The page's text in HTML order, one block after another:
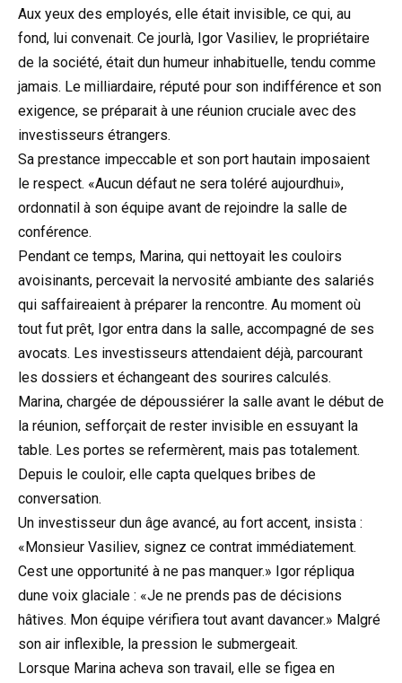
Aux yeux des employés, elle était invisible, ce qui, au
fond, lui convenait. Ce jourlà, Igor Vasiliev, le propriétaire
de la société, était dun humeur inhabituelle, tendu comme
jamais. Le milliardaire, réputé pour son indifférence et son
exigence, se préparait à une réunion cruciale avec des
investisseurs étrangers.
Sa prestance impeccable et son port hautain imposaient
le respect. «Aucun défaut ne sera toléré aujourdhui»,
ordonnatil à son équipe avant de rejoindre la salle de
conférence.
Pendant ce temps, Marina, qui nettoyait les couloirs
avoisinants, percevait la nervosité ambiante des salariés
qui saffaireaient à préparer la rencontre. Au moment où
tout fut prêt, Igor entra dans la salle, accompagné de ses
avocats. Les investisseurs attendaient déjà, parcourant
les dossiers et échangeant des sourires calculés.
Marina, chargée de dépoussiérer la salle avant le début de
la réunion, sefforçait de rester invisible en essuyant la
table. Les portes se refermèrent, mais pas totalement.
Depuis le couloir, elle capta quelques bribes de
conversation.
Un investisseur dun âge avancé, au fort accent, insista :
«Monsieur Vasiliev, signez ce contrat immédiatement.
Cest une opportunité à ne pas manquer.» Igor répliqua
dune voix glaciale : «Je ne prends pas de décisions
hâtives. Mon équipe vérifiera tout avant davancer.» Malgré
son air inflexible, la pression le submergeait.
Lorsque Marina acheva son travail, elle se figea en